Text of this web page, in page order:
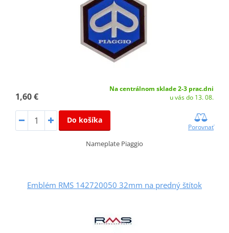
1,60 €
Na centrálnom sklade 2-3 prac.dni
u vás do 13. 08.
Do košíka
Porovnať
Nameplate Piaggio
Emblém RMS 142720050 32mm na predný štítok